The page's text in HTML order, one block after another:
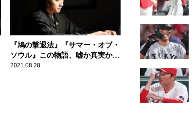
『鳩の撃退法』『サマー・オブ・
ソウル』この物語、嘘か真実か＆
幻の音楽フェスが蘇る！
2021.08.28